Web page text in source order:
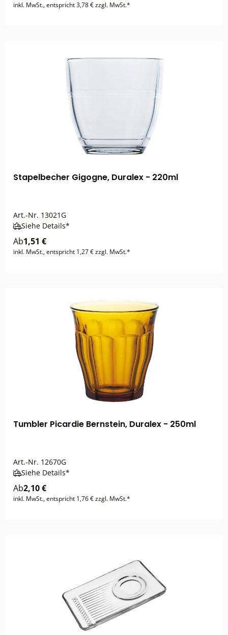
inkl. MwSt., entspricht 3,78 € zzgl. MwSt.*
Stapelbecher Gigogne, Duralex - 220ml
Art.-Nr. 13021G
Siehe Details*
Ab1,51 €
inkl. MwSt., entspricht 1,27 € zzgl. MwSt.*
Tumbler Picardie Bernstein, Duralex - 250ml
Art.-Nr. 12670G
Siehe Details*
Ab2,10 €
inkl. MwSt., entspricht 1,76 € zzgl. MwSt.*